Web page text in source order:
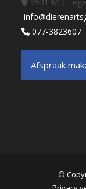
077-3823607
Afspraak
©